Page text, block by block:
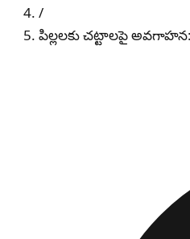
/
పిల్లలకు చట్టాలపై